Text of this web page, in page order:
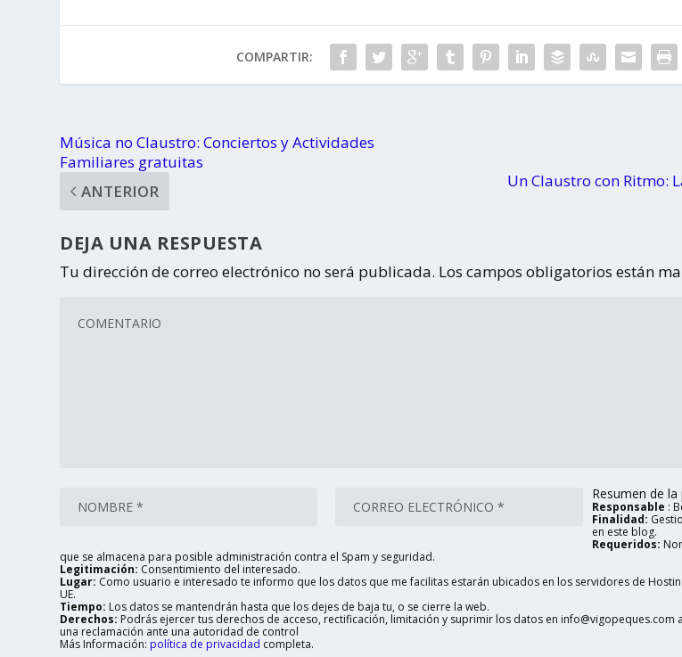
requisitos
COMPARTIR:
Música no Claustro: Conciertos y Actividades
Familiares gratuitas
ANTERIOR
Un Claustro con Ritmo:
DEJA UNA RESPUESTA
Tu dirección de correo electrónico no será publicada. Los campos obligatorios están
Resumen de
Responsable :
Finalidad:
en este blog.
Requeridos:
que se almacena para posible administración contra el Spam y seguridad.
Legitimación: Consentimiento del interesado.
Lugar: Como usuario e interesado te informo que los datos que me facilitas estarán ubicados en los servidores de
UE.
Tiempo: Los datos se mantendrán hasta que los dejes de baja tu, o se cierre la web.
Derechos: Podrás ejercer tus derechos de acceso, rectificación, limitación y suprimir los datos en info@vigopeques.com
una reclamación ante una autoridad de control
Más Información: política de privacidad completa.